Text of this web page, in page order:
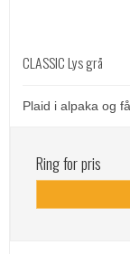
CLASSIC Lys grå
Plaid i alpaka og
Ring for pris